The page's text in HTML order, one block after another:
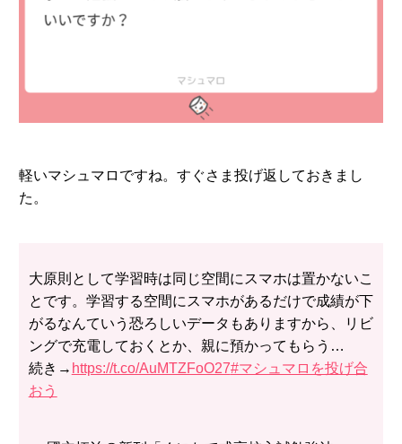
軽いマシュマロですね。すぐさま投げ返しておきまし
た。
大原則として学習時は同じ空間にスマホは置かないこ
とです。学習する空間にスマホがあるだけで成績が下
がるなんていう恐ろしいデータもありますから、リビ
ングで充電しておくとか、親に預かってもらう…
続き→ https://t.co/AuMTZFoO27#マシュマロを投げ合
おう